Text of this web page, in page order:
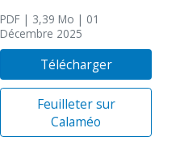
PDF | 3,39 Mo | 01
Décembre 2025
Télécharger
Feuilleter sur
Calaméo